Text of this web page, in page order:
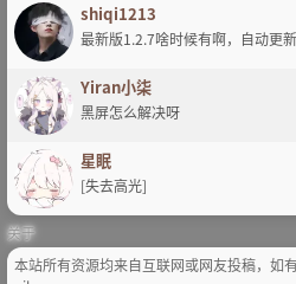
shiqi1213
最新版1.2.7啥时候有啊，自动更
Yiran小柒
黑屏怎么解决呀
星眠
[失去高光]
关于
本站所有资源均来自互联网或网友投稿，如